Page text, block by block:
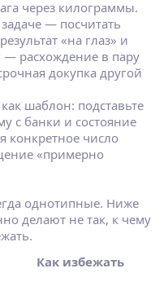
через килограммы.
— посчитать
«на глаз» и
расхождение в пару
докупка другой
шаблон: подставьте
с банки и состояние
конкретное число
«примерно
однотипные. Ниже
делают не так, к чему
Как избежать